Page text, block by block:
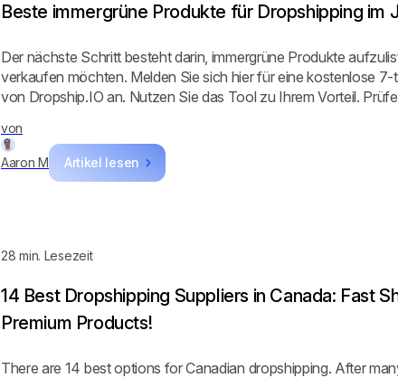
von
Aaron M Artikel lesen
Beste immergrüne Produkte für Dropshipping im
Der nächste Schritt besteht darin, immergrüne Produkte
verkaufen möchten. Melden Sie sich hier für eine kostenlose
von Dropship.IO an. Nutzen Sie das Tool zu Ihrem Vorteil.
Wettbewerber in dieser Nische. Spionieren Sie sie aus und
sie erfolgreich macht! ‍
28 min. Lesezeit
14 Best Dropshipping Suppliers in Canada: Fast
Premium Products!
There are 14 best options for Canadian dropshipping. After